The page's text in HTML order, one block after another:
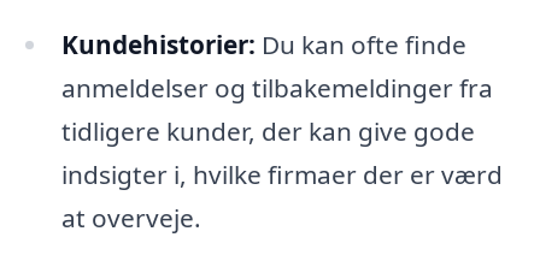
Kundehistorier: Du kan ofte finde
anmeldelser og tilbakemeldinger fra
tidligere kunder, der kan give gode
indsigter i, hvilke firmaer der er værd
at overveje.